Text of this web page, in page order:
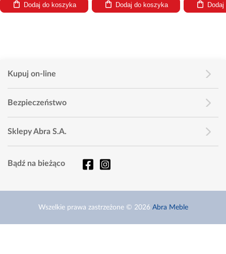
Dodaj do koszyka Dodaj do koszyka
Kupuj on-line
Bezpieczeństwo
Sklepy Abra S.A.
Bądź na bieżąco
Wszelkie prawa zastrzeżone © 2026 Abra Meble